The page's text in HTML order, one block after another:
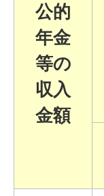
公的
年金
等の
収入
金額